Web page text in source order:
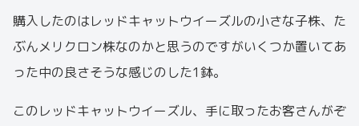
購入したのはレッドキャットウイーズルの小さな子株、た
ぶんメリクロン株なのかと思うのですがいくつか置いてあ
った中の良さそうな感じのした1鉢。
このレッドキャットウイーズル、手に取ったお客さんがぞ